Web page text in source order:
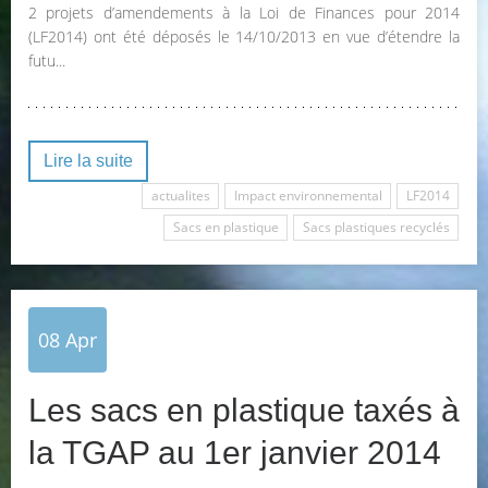
2 projets d’amendements à la Loi de Finances pour 2014
(LF2014) ont été déposés le 14/10/2013 en vue d’étendre la
futu...
Lire la suite
actualites
Impact environnemental
LF2014
Sacs en plastique
Sacs plastiques recyclés
08 Apr
Les sacs en plastique taxés à
la TGAP au 1er janvier 2014